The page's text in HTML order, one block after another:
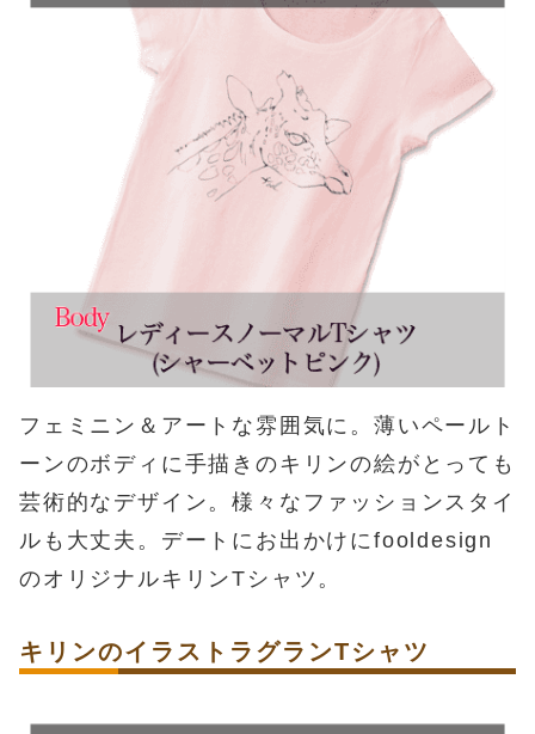
フェミニン＆アートな雰囲気に。薄いペールト
ーンのボディに手描きのキリンの絵がとっても
芸術的なデザイン。様々なファッションスタイ
ルも大丈夫。デートにお出かけにfooldesign
のオリジナルキリンTシャツ。
キリンのイラストラグランTシャツ